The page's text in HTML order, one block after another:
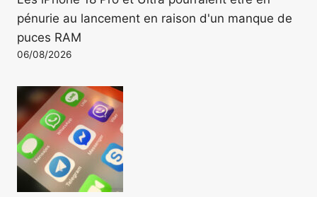
pénurie au lancement en raison d'un manque de
puces RAM
06/08/2026